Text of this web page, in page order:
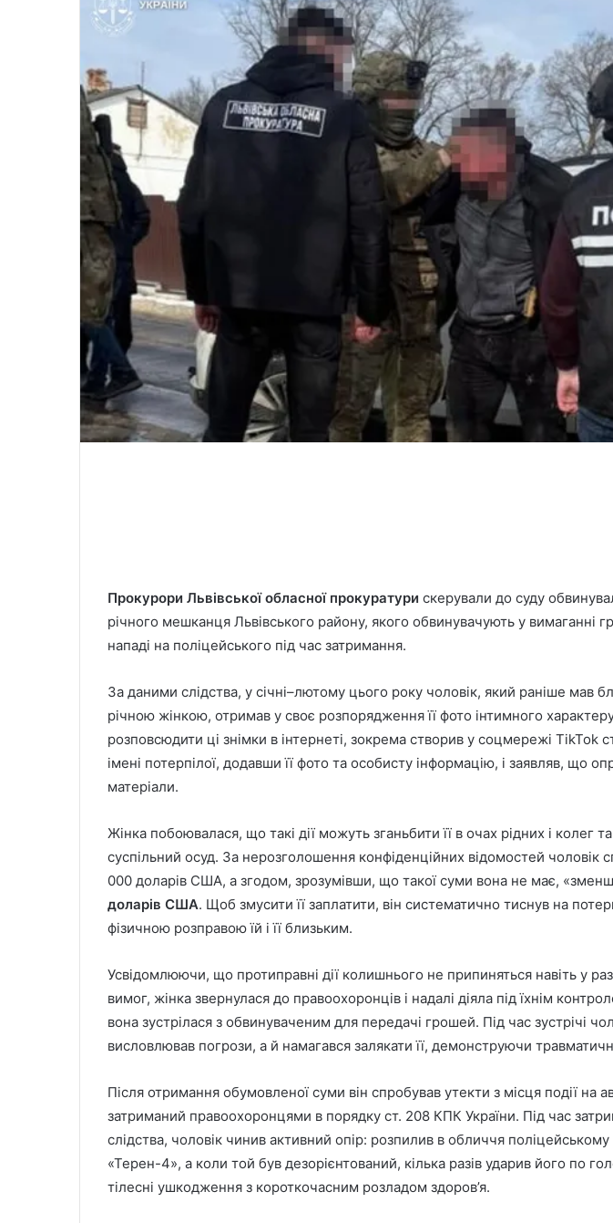
Прокурори Львівської обласної прокуратури скерували до суду
річного мешканця Львівського району, якого обвинувачують у вимаганні
нападі на поліцейського під час затримання.
За даними слідства, у січні–лютому цього року чоловік, який раніше мав
річною жінкою, отримав у своє розпорядження її фото інтимного
розповсюдити ці знімки в інтернеті, зокрема створив у соцмережі TikTok
імені потерпілої, додавши її фото та особисту інформацію, і заявляв, що
матеріали.
Жінка побоювалася, що такі дії можуть зганьбити її в очах рідних і колег
суспільний осуд. За нерозголошення конфіденційних відомостей чоловік
000 доларів США, а згодом, зрозумівши, що такої суми вона не має,
доларів США. Щоб змусити її заплатити, він систематично тиснув на
фізичною розправою їй і її близьким.
Усвідомлюючи, що протиправні дії колишнього не припиняться навіть у
вимог, жінка звернулася до правоохоронців і надалі діяла під їхнім
вона зустрілася з обвинуваченим для передачі грошей. Під час зустрічі
висловлював погрози, а й намагався залякати її, демонструючи
Після отримання обумовленої суми він спробував утекти з місця події на
затриманий правоохоронцями в порядку ст. 208 КПК України. Під час
слідства, чоловік чинив активний опір: розпилив в обличчя
«Терен-4», а коли той був дезорієнтований, кілька разів ударив його по
тілесні ушкодження з короткочасним розладом здоров’я.